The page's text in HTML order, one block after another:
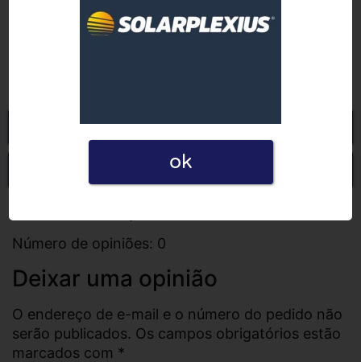

Ir para Solarplexius.pt
Escrever uma opinião
Número de opiniões: 0
Deixar uma opinião
O endereço de e-mail e o número do pedido não
serão publicados. Os campos obrigatórios estão
marcados com *
ok